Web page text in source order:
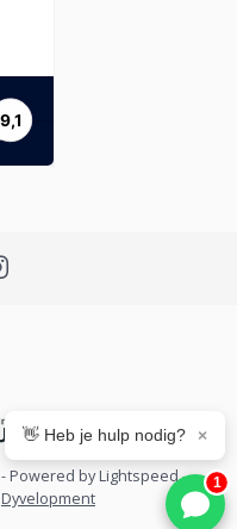
- Powered byLightspeed-
Dyvelopment
👋 Heb je hulp nodig? ×
1